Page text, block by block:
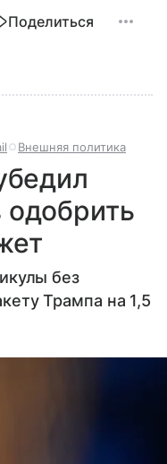
Поделиться
Внешняя политика
одобрить
без
Трампа на 1,5